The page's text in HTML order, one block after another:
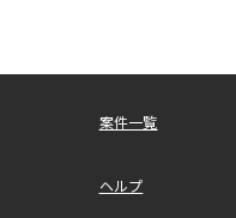
案件一覧
ヘルプ